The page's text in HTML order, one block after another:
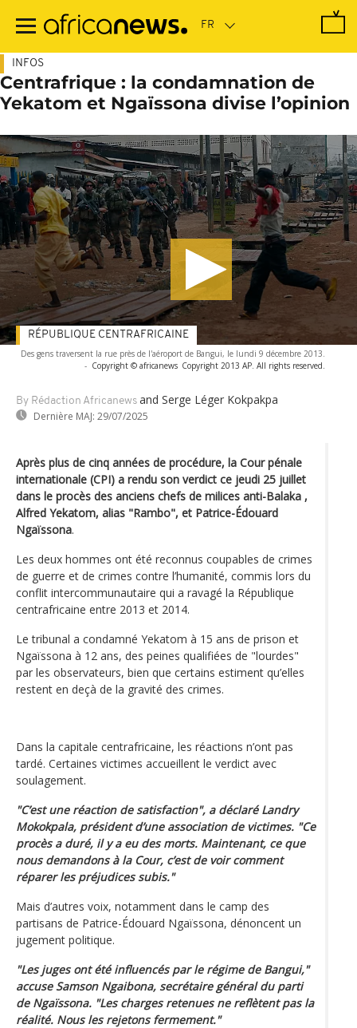
contenu
INFOS
Centrafrique : la condamnation de
Yekatom et Ngaïssona divise l’opinion
Des gens traversent la rue près de l'aéroport de Bangui, le lundi 9 décembre 2013.
- Copyright © africanews Copyright 2013 AP. All rights reserved.
By Rédaction Africanews and Serge Léger Kokpakpa
Dernière MAJ: 29/07/2025
RÉPUBLIQUE CENTRAFRICAINE
Après plus de cinq années de procédure, la Cour pénale
internationale (CPI) a rendu son verdict ce jeudi 25 juillet
dans le procès des anciens chefs de milices anti-Balaka ,
Alfred Yekatom, alias "Rambo", et Patrice-Édouard
Ngaïssona.
Les deux hommes ont été reconnus coupables de crimes
de guerre et de crimes contre l’humanité, commis lors du
conflit intercommunautaire qui a ravagé la République
centrafricaine entre 2013 et 2014.
Le tribunal a condamné Yekatom à 15 ans de prison et
Ngaïssona à 12 ans, des peines qualifiées de "lourdes"
par les observateurs, bien que certains estiment qu’elles
restent en deçà de la gravité des crimes.
Dans la capitale centrafricaine, les réactions n’ont pas
tardé. Certaines victimes accueillent le verdict avec
soulagement.
"C’est une réaction de satisfaction", a déclaré Landry
Mokokpala, président d’une association de victimes. "Ce
procès a duré, il y a eu des morts. Maintenant, ce que
nous demandons à la Cour, c’est de voir comment
réparer les préjudices subis."
Mais d’autres voix, notamment dans le camp des
partisans de Patrice-Édouard Ngaïssona, dénoncent un
jugement politique.
"Les juges ont été influencés par le régime de Bangui,"
accuse Samson Ngaibona, secrétaire général du parti
de Ngaïssona. "Les charges retenues ne reflètent pas la
réalité. Nous les rejetons fermement."